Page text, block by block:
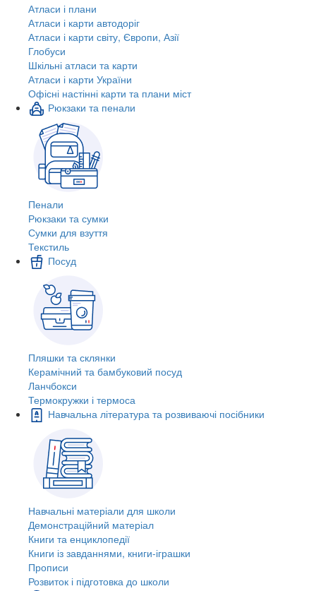
Атласи і плани
Атласи і карти автодоріг
Атласи і карти світу, Європи, Азії
Глобуси
Шкільні атласи та карти
Атласи і карти України
Офісні настінні карти та плани міст
Рюкзаки та пенали
Пенали
Рюкзаки та сумки
Сумки для взуття
Текстиль
Посуд
Пляшки та склянки
Керамічний та бамбуковий посуд
Ланчбокси
Термокружки і термоса
Навчальна література та розвиваючі посібники
Навчальні матеріали для школи
Демонстраційний матеріал
Книги та енциклопедії
Книги із завданнями, книги-іграшки
Прописи
Розвиток і підготовка до школи